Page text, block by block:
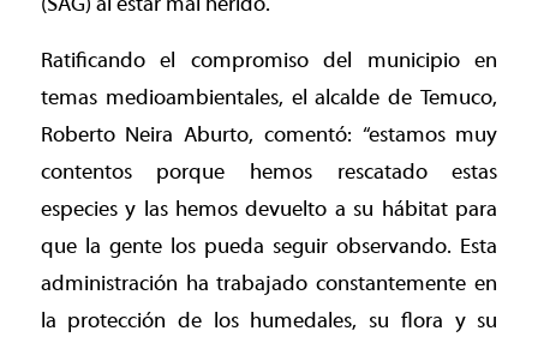
Ratificando el compromiso del municipio en
temas medioambientales, el alcalde de Temuco,
Roberto Neira Aburto, comentó: “estamos muy
contentos porque hemos rescatado estas
especies y las hemos devuelto a su hábitat para
que la gente los pueda seguir observando. Esta
administración ha trabajado constantemente en
la protección de los humedales, su flora y su